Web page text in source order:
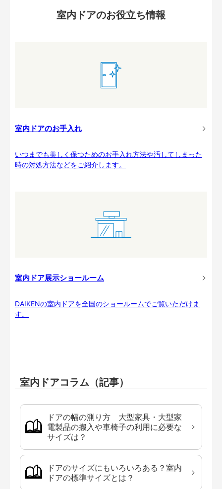
室内ドアのお役立ち情報
室内ドアのお手入れ
いつまでも美しく保つためのお手入れ方法や汚してしまった
時の対処方法などをご紹介します。
室内ドア展示ショールーム
DAIKENの室内ドアを全国のショールームでご覧いただけま
す。
室内ドアコラム（記事）
ドアの幅の測り方 大型家具・大型家
電製品の搬入や車椅子の利用に必要な
サイズは？
ドアのサイズにもいろいろある？室内
ドアの標準サイズとは？